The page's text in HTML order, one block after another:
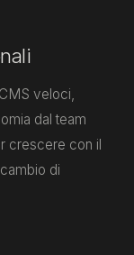
veloci,
dal team
crescere con il
di